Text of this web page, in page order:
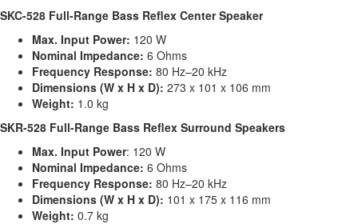
SKC-528 Full-Range Bass Reflex Center Speaker
Max. Input Power: 120 W
Nominal Impedance: 6 Ohms
Frequency Response: 80 Hz–20 kHz
Dimensions (W x H x D): 273 x 101 x 106 mm
Weight: 1.0 kg
SKR-528 Full-Range Bass Reflex Surround Speakers
Max. Input Power: 120 W
Nominal Impedance: 6 Ohms
Frequency Response: 80 Hz–20 kHz
Dimensions (W x H x D): 101 x 175 x 116 mm
Weight: 0.7 kg